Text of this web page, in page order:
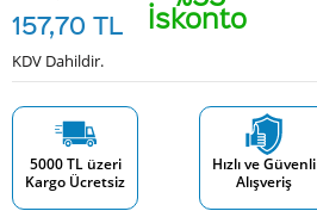
İskonto
157,70 TL
KDV Dahildir.
5000 TL üzeri
Kargo Ücretsiz
Hızlı ve Güvenli
Alışveriş